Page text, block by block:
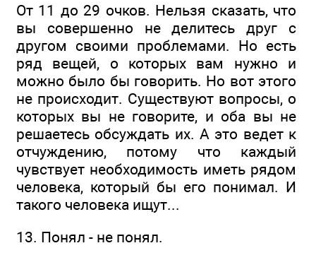
От 11 до 29 очков. Нельзя сказать, что
вы совершенно не делитесь друг с
другом своими проблемами. Но есть
ряд вещей, о которых вам нужно и
можно было бы говорить. Но вот этого
не происходит. Существуют вопросы, о
которых вы не говорите, и оба вы не
решаетесь обсуждать их. А это ведет к
отчуждению, потому что каждый
чувствует необходимость иметь рядом
человека, который бы его понимал. И
такого человека ищут...
13. Понял - не понял.